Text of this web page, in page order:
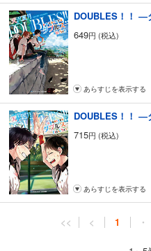
DOUBLES！！
649円 (税込)
あらすじを表示する
DOUBLES！！
715円 (税込)
あらすじを表示する
<< < 1 ・